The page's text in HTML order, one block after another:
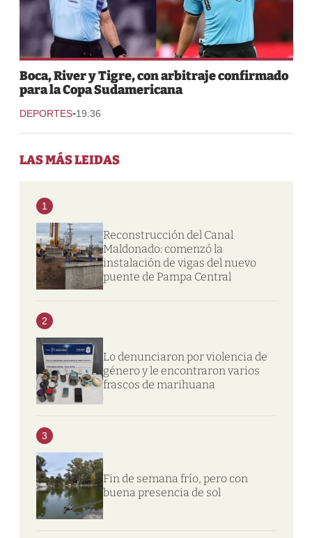
Boca, River y Tigre, con arbitraje confirmado
para la Copa Sudamericana
DEPORTES-19:36
LAS MÁS LEIDAS
1
Reconstrucción del Canal
Maldonado: comenzó la
instalación de vigas del nuevo
puente de Pampa Central
2
Lo denunciaron por violencia de
género y le encontraron varios
frascos de marihuana
3
Fin de semana frío, pero con
buena presencia de sol